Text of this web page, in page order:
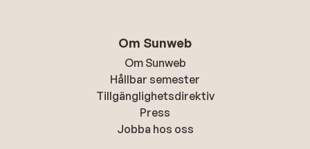
Om Sunweb
Om Sunweb
Hållbar semester
Tillgänglighetsdirektiv
Press
Jobba hos oss